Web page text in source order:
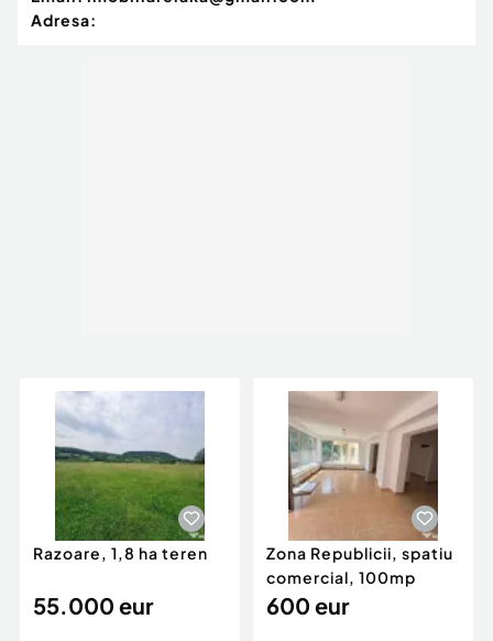
Adresa:
Razoare, 1,8 ha teren
55.000 eur
Zona Republicii, spatiu
comercial, 100mp
600 eur